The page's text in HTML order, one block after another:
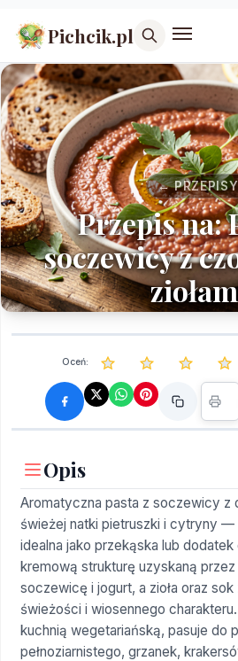
Pichcik.pl
← PRZEPISY
Przepis na:
soczewicy z
Oceń:
Opis
Aromatyczna pasta z soczewicy z
świeżej natki pietruszki i cytryny —
idealna jako przekąska lub
kremową strukturę uzyskaną
soczewicę i jogurt, a zioła oraz
świeżości i wiosennego
kuchnią wegetariańską, pasuje do
pełnoziarnistego, grzanek,